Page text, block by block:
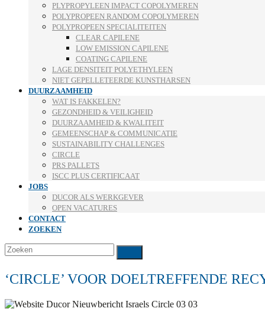
PLYPROPYLEEN IMPACT COPOLYMEREN
POLYPROPEEN RANDOM COPOLYMEREN
POLYPROPEEN SPECIALITEITEN
CLEAR CAPILENE
LOW EMISSION CAPILENE
COATING CAPILENE
LAGE DENSITEIT POLYETHYLEEN
NIET GEPELLETEERDE KUNSTHARSEN
DUURZAAMHEID
WAT IS FAKKELEN?
GEZONDHEID & VEILIGHEID
DUURZAAMHEID & KWALITEIT
GEMEENSCHAP & COMMUNICATIE
SUSTAINABILITY CHALLENGES
CIRCLE
PRS PALLETS
ISCC PLUS CERTIFICAAT
JOBS
DUCOR ALS WERKGEVER
OPEN VACATURES
CONTACT
ZOEKEN
Zoeken
Verzenden
‘CIRCLE’ VOOR DOELTREFFENDE